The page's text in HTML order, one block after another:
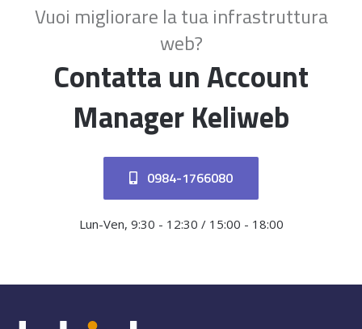
Vuoi migliorare la tua infrastruttura
web?
Contatta un Account
Manager Keliweb
0984-1766080
Lun-Ven, 9:30 - 12:30 / 15:00 - 18:00